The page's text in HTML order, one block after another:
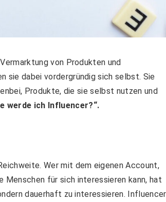
von Produkten und
sie dabei vordergründig sich selbst. Sie
Produkte, die sie selbst nutzen und
werde ich Influencer?“.
Wer mit dem eigenen Account,
Menschen für sich interessieren kann, hat
dauerhaft zu interessieren. Influencer